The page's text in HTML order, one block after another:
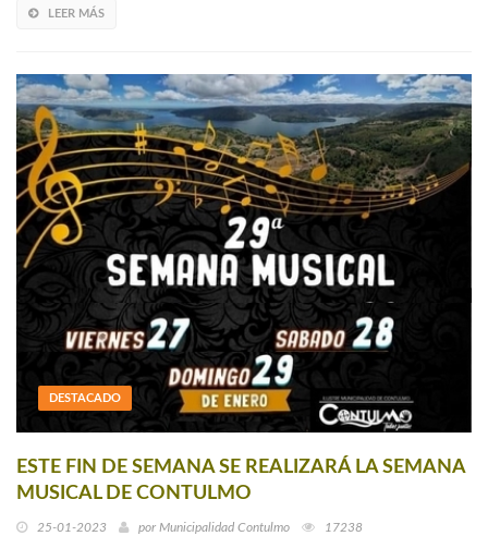
LEER MÁS
DESTACADO
ESTE FIN DE SEMANA SE REALIZARÁ LA SEMANA
MUSICAL DE CONTULMO
25-01-2023 por Municipalidad Contulmo 17238